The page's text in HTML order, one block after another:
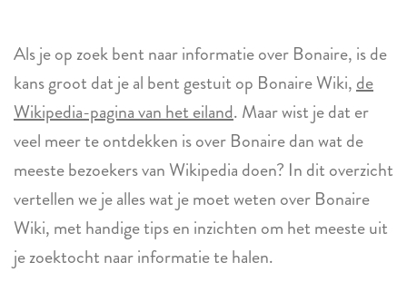
Als je op zoek bent naar informatie over Bonaire, is de
kans groot dat je al bent gestuit op Bonaire Wiki,de
Wikipedia-pagina van het eiland. Maar wist je dat er
veel meer te ontdekken is over Bonaire dan wat de
meeste bezoekers van Wikipedia doen? In dit overzicht
vertellen we je alles wat je moet weten over Bonaire
Wiki, met handige tips en inzichten om het meeste uit
je zoektocht naar informatie te halen.